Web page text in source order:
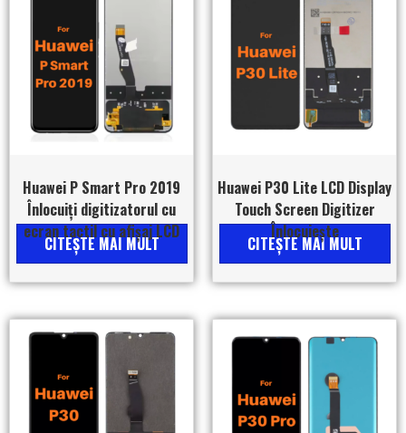
Huawei P Smart Pro 2019
Înlocuiți digitizatorul cu
ecran tactil cu afișaj LCD
CITEŞTE MAI MULT
Huawei P30 Lite LCD Display
Touch Screen Digitizer
Înlocuiește
CITEŞTE MAI MULT